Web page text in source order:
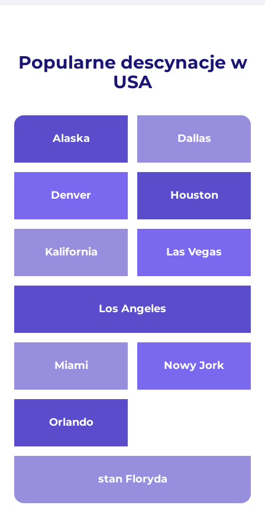
Popularne descynacje w
USA
Alaska Dallas
Denver Houston
Kalifornia Las Vegas
Los Angeles
Miami Nowy Jork
Orlando
stan Floryda